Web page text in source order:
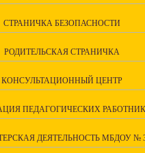
СТРАНИЧКА БЕЗОПАСНОСТИ
РОДИТЕЛЬСКАЯ СТРАНИЧКА
КОНСУЛЬТАЦИОННЫЙ ЦЕНТР
ПЕДАГОГИЧЕСКИХ
ДЕЯТЕЛЬНОСТЬ МБДОУ №